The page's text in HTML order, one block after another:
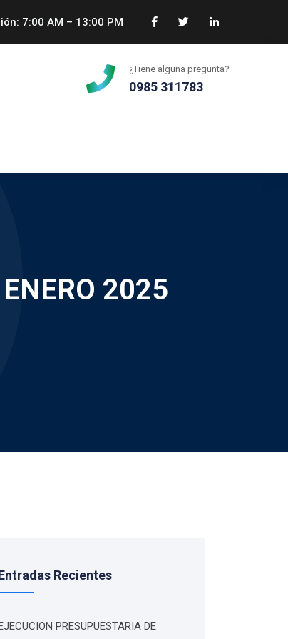
7:00 AM – 13:00 PM
¿Tiene alguna pregunta?
0985 311783
2025
Recientes
PRESUPUESTARIA DE